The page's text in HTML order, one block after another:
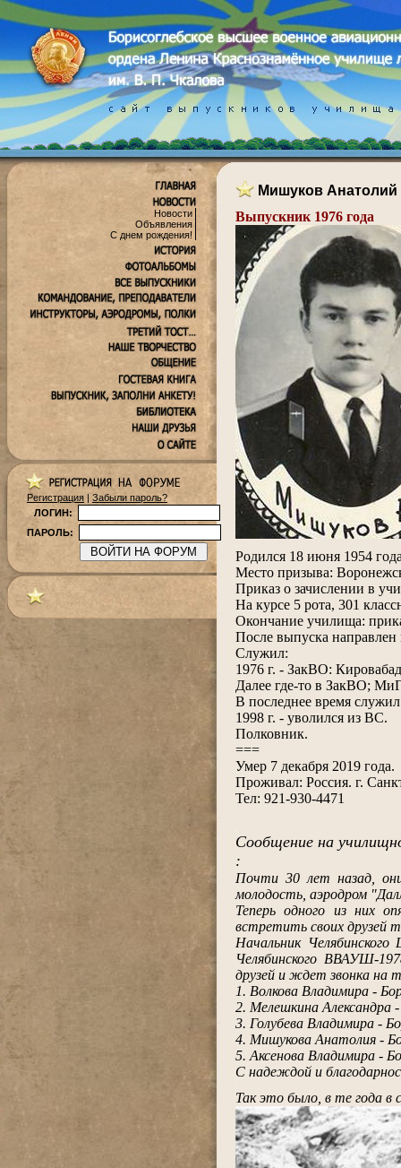
Новости
Объявления
С днем рождения!
Регистрация | Забыли пароль?
ЛОГИН:
ПАРОЛЬ:
Мишуков Анатолий
Выпускник 1976 года
Родился 18 июня 1954
Место призыва:
Приказ о зачислении в
На курсе 5 рота, 301
Окончание училища:
После выпуска
Служил:
1976 г. - ЗакВО:
Далее где-то в ЗакВО;
В последнее время
1998 г. - уволился из ВС.
Полковник.
===
Умер 7 декабря 2019 года.
Проживал: Россия. г.
Тел: 921-930-4471
Сообщение на
:
Почти 30 лет назад,
молодость, аэродром
Теперь одного из них
встретить своих друзей
Начальник
Челябинского ВВАУШ-
друзей и ждет звонка на
1. Волкова Владимира -
2. Мелешкина Александра
3. Голубева Владимира -
4. Мишукова Анатолия -
5. Аксенова Владимира -
С надеждой и
Так это было, в те года в